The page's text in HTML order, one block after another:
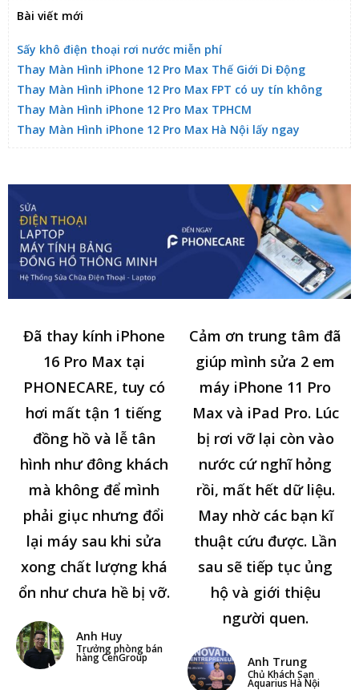
Bài viết mới
Sấy khô điện thoại rơi nước miễn phí
Thay Màn Hình iPhone 12 Pro Max Thế Giới Di Động
Thay Màn Hình iPhone 12 Pro Max FPT có uy tín không
Thay Màn Hình iPhone 12 Pro Max TPHCM
Thay Màn Hình iPhone 12 Pro Max Hà Nội lấy ngay
Đã thay kính iPhone
16 Pro Max tại
PHONECARE, tuy có
hơi mất tận 1 tiếng
đồng hồ và lễ tân
hình như đông khách
mà không để mình
phải giục nhưng đổi
lại máy sau khi sửa
xong chất lượng khá
ổn như chưa hề bị vỡ.
Anh Huy
Trưởng phòng bán
hàng CenGroup
Cảm ơn trung tâm đã
giúp mình sửa 2 em
máy iPhone 11 Pro
Max và iPad Pro. Lúc
bị rơi vỡ lại còn vào
nước cứ nghĩ hỏng
rồi, mất hết dữ liệu.
May nhờ các bạn kĩ
thuật cứu được. Lần
sau sẽ tiếp tục ủng
hộ và giới thiệu
người quen.
Anh Trung
Chủ Khách Sạn
Aquarius Hà Nội